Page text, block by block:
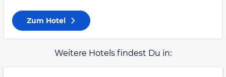
Zum Hotel
Weitere Hotels findest Du in: